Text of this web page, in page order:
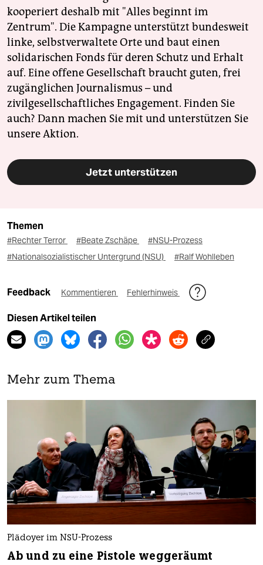
kooperiert deshalb mit "Alles beginnt im
Zentrum". Die Kampagne unterstützt bundesweit
linke, selbstverwaltete Orte und baut einen
solidarischen Fonds für deren Schutz und Erhalt
auf. Eine offene Gesellschaft braucht guten, frei
zugänglichen Journalismus – und
zivilgesellschaftliches Engagement. Finden Sie
auch? Dann machen Sie mit und unterstützen Sie
unsere Aktion.
Jetzt unterstützen
Themen
#Rechter Terror #Beate Zschäpe
#NSU-Prozess
#Nationalsozialistischer Untergrund (NSU)
#Ralf Wohlleben
Feedback Kommentieren Fehlerhinweis
Diesen Artikel teilen
Mehr zum Thema
Plädoyer im NSU-Prozess
Ab und zu eine Pistole weggeräumt